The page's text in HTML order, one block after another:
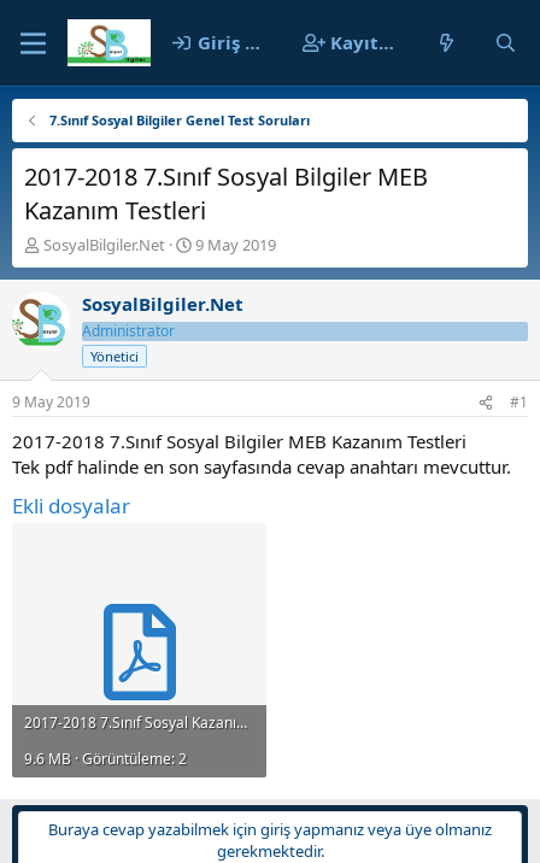
Giriş yap Kayıt ol
7.Sınıf Sosyal Bilgiler Genel Test Soruları
2017-2018 7.Sınıf Sosyal Bilgiler MEB
Kazanım Testleri
K
o
n
b
u
y
u
b
a
ş
a
SosyalBilgiler.Net
B
a
ş
l
ç
t
a
9 May 2019
SosyalBilgiler.Net
Administrator
Yönetici
9 May 2019 #1
2017-2018 7.Sınıf Sosyal Bilgiler MEB Kazanım Testleri
Tek pdf halinde en son sayfasında cevap anahtarı mevcuttur.
Ekli dosyalar
2017-2018 7.Sınıf Sosyal Kazanım Testleri.pdf
9.6 MB · Görüntüleme: 2
Buraya cevap yazabilmek için giriş yapmanız veya üye olmanız
gerekmektedir.